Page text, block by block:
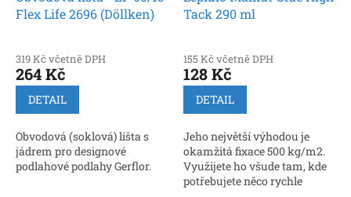
Flex Life 2696 (Döllken)
319 Kč včetně DPH
264 Kč
DETAIL
Obvodová (soklová) lišta s
jádrem pro designové
podlahové podlahy Gerflor.
Tack 290 ml
155 Kč včetně DPH
128 Kč
DETAIL
Jeho největší výhodou je
okamžitá fixace 500 kg/m2.
Využijete ho všude tam, kde
potřebujete něco rychle